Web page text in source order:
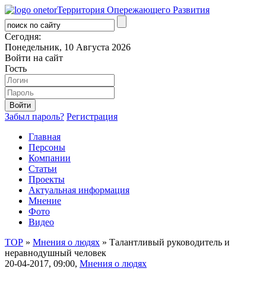
Территория Опережающего Развития
Сегодня:
Понедельник, 10 Августа 2026
Войти на сайт
Гость
Забыл пароль? Регистрация
Главная
Персоны
Компании
Статьи
Проекты
Актуальная информация
Мнение
Фото
Видео
ТОР » Мнения о людях » Талантливый руководитель и
неравнодушный человек
20-04-2017, 09:00, Мнения о людях